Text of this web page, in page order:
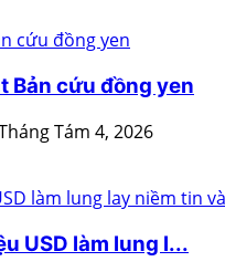
Bản cứu đồng yen
Tám 4, 2026
USD làm lung l...